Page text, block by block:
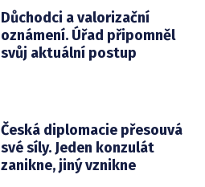
Důchodci a valorizační
oznámení. Úřad připomněl
svůj aktuální postup
Česká diplomacie přesouvá
své síly. Jeden konzulát
zanikne, jiný vznikne